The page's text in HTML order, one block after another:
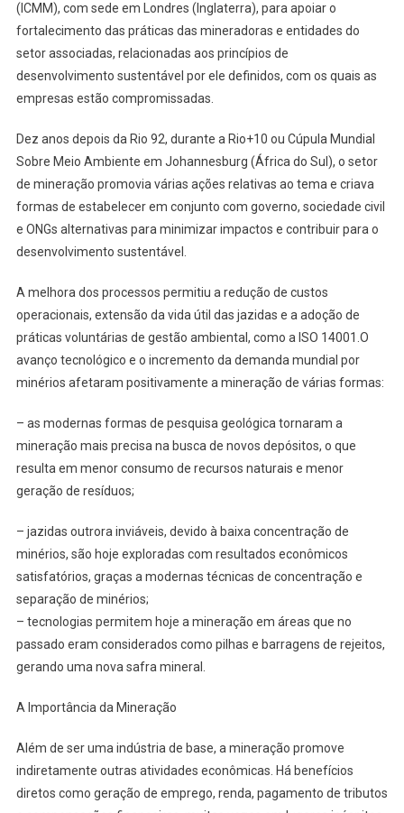
(ICMM), com sede em Londres (Inglaterra), para apoiar o
fortalecimento das práticas das mineradoras e entidades do
setor associadas, relacionadas aos princípios de
desenvolvimento sustentável por ele definidos, com os quais as
empresas estão compromissadas.
Dez anos depois da Rio 92, durante a Rio+10 ou Cúpula Mundial
Sobre Meio Ambiente em Johannesburg (África do Sul), o setor
de mineração promovia várias ações relativas ao tema e criava
formas de estabelecer em conjunto com governo, sociedade civil
e ONGs alternativas para minimizar impactos e contribuir para o
desenvolvimento sustentável.
A melhora dos processos permitiu a redução de custos
operacionais, extensão da vida útil das jazidas e a adoção de
práticas voluntárias de gestão ambiental, como a ISO 14001.O
avanço tecnológico e o incremento da demanda mundial por
minérios afetaram positivamente a mineração de várias formas:
– as modernas formas de pesquisa geológica tornaram a
mineração mais precisa na busca de novos depósitos, o que
resulta em menor consumo de recursos naturais e menor
geração de resíduos;
– jazidas outrora inviáveis, devido à baixa concentração de
minérios, são hoje exploradas com resultados econômicos
satisfatórios, graças a modernas técnicas de concentração e
separação de minérios;
– tecnologias permitem hoje a mineração em áreas que no
passado eram considerados como pilhas e barragens de rejeitos,
gerando uma nova safra mineral.
A Importância da Mineração
Além de ser uma indústria de base, a mineração promove
indiretamente outras atividades econômicas. Há benefícios
diretos como geração de emprego, renda, pagamento de tributos